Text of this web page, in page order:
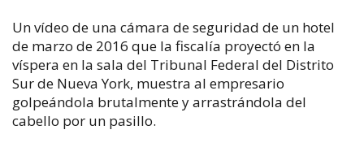
Un vídeo de una cámara de seguridad de un hotel
de marzo de 2016 que la fiscalía proyectó en la
víspera en la sala del Tribunal Federal del Distrito
Sur de Nueva York, muestra al empresario
golpeándola brutalmente y arrastrándola del
cabello por un pasillo.